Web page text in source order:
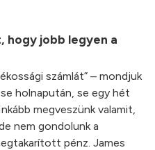
hogy jobb legyen a
számlát” – mondjuk
holnapután, se egy hét
megveszünk valamit,
nem gondolunk a
pénz. James